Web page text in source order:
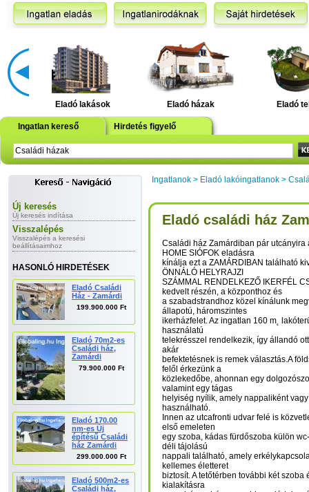
Eladó lakások Eladó házak Eladó
Ingatlan kereső Hirdetés figyelő
Új keresés
Új keresés indítása
Visszalépés
Visszalépés a keresési
beállításaimhoz
HASONLÓ HIRDETÉSEK
Eladó Családi
Ház - Zamárdi
199.900.000 Ft
Eladó 70m2-es
Családi ház,
Zamárdi
79.900.000 Ft
Eladó 170.00
nm-es Új
építésű Családi
ház Zamárdi
299.000.000 Ft
Eladó 500m2-es
Családi ház,
Ingatlanok > Eladó lakóingatlanok >
Eladó családi ház
Családi ház Zamárdiban pár utcányira
HOME SIÓFOK eladásra
kínálja ezt a ZAMÁRDIBAN található
ÖNNÁLÓ HELYRAJZI
SZÁMMAL RENDELKEZŐ IKERFÉL
kedvelt részén, a központhoz és
a szabadstrandhoz közel kínálunk
állapotú, háromszintes
ikerházfelet. Az ingatlan 160 m˛
használatú
telekrésszel rendelkezik, így állandó
akár
befektetésnek is remek választás.A
felől érkezünk a
közlekedőbe, ahonnan egy
valamint egy tágas
helyiség nyílik, amely nappaliként
használható.
Innen az utcafronti udvar felé is
első emeleten
egy szoba, kádas fürdőszoba külön
déli tájolású
nappali található, amely
kellemes életteret
biztosít. A tetőtérben további két szoba
kialakításra